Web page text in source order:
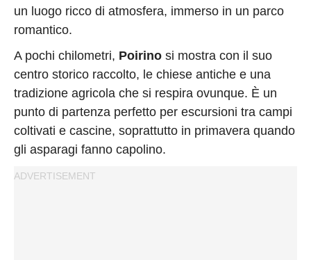
un luogo ricco di atmosfera, immerso in un parco
romantico.
A pochi chilometri, Poirino si mostra con il suo
centro storico raccolto, le chiese antiche e una
tradizione agricola che si respira ovunque. È un
punto di partenza perfetto per escursioni tra campi
coltivati e cascine, soprattutto in primavera quando
gli asparagi fanno capolino.